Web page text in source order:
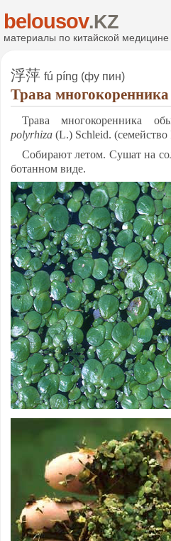
belousov.KZ
ма­те­ри­алы по ки­тай­ской ме­ди­ци­не
浮萍 fú píng (фу пин)
Тра­ва
Тра­ва мно­го­ко­рен­ни­ка
polyrhiza (L.) Schleid.
Со­би­ра­ют ле­том. Су­шат на
бо­тан­ном ви­де.